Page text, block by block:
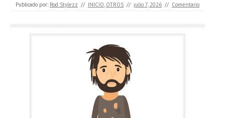
Publicado por: Rod Stylezz // INICIO OTROS // julio 7, 2026 // Comentario